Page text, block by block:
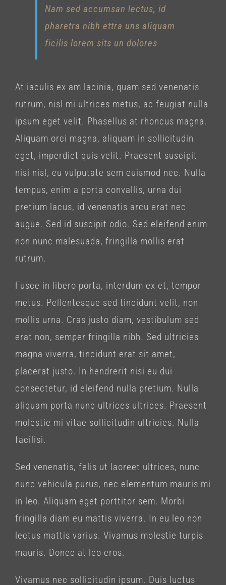
Nam sed accumsan lectus, id
pharetra nibh ettra uns aliquam
ficilis lorem sits un dolores
At iaculis ex am lacinia, quam sed venenatis
rutrum, nisl mi ultrices metus, ac feugiat nulla
ipsum eget velit. Phasellus at rhoncus magna.
Aliquam orci magna, aliquam in sollicitudin
eget, imperdiet quis velit. Praesent suscipit
nisi nisl, eu vulputate sem euismod nec. Nulla
tempus, enim a porta convallis, urna dui
pretium lacus, id venenatis arcu erat nec
augue. Sed id suscipit odio. Sed eleifend enim
non nunc malesuada, fringilla mollis erat
rutrum.
Fusce in libero porta, interdum ex et, tempor
metus. Pellentesque sed tincidunt velit, non
mollis urna. Cras justo diam, vestibulum sed
erat non, semper fringilla nibh. Sed ultricies
magna viverra, tincidunt erat sit amet,
placerat justo. In hendrerit nisi eu dui
consectetur, id eleifend nulla pretium. Nulla
aliquam porta nunc ultrices ultrices. Praesent
molestie mi vitae sollicitudin ultricies. Nulla
facilisi.
Sed venenatis, felis ut laoreet ultrices, nunc
nunc vehicula purus, nec elementum mauris mi
in leo. Aliquam eget porttitor sem. Morbi
fringilla diam eu mattis viverra. In eu leo non
lectus mattis varius. Vivamus molestie turpis
mauris. Donec at leo eros.
Vivamus nec sollicitudin ipsum. Duis luctus